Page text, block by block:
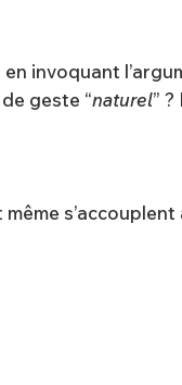
invoquant
geste “naturel” ?
s’accouplent